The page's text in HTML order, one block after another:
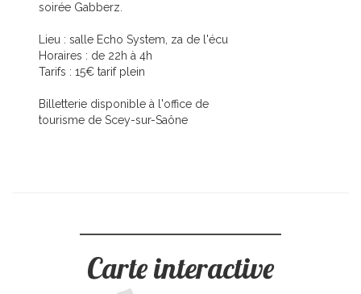
soirée Gabberz.
Lieu : salle Echo System, za de l'écu
Horaires : de 22h à 4h
Tarifs : 15€ tarif plein
Billetterie disponible à l'office de
tourisme de Scey-sur-Saône
Carte interactive